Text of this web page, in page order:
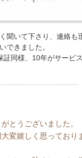
聞いて下さり、連絡も
できました。
証同様、10年がサービ
とうございました。
変嬉しく思っており